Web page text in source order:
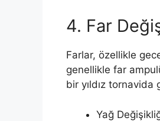
4. Far
Farlar, özellikle
genellikle far
bir yıldız tornavida
Yağ